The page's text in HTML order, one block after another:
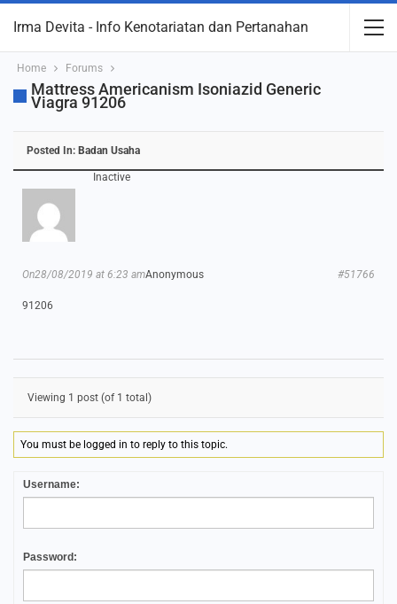
Irma Devita - Info Kenotariatan dan Pertanahan
Home Forums
Mattress Americanism Isoniazid Generic
Viagra 91206
Posted In: Badan Usaha
Inactive
Anonymous
On28/08/2019 at 6:23 am #51766
91206
Viewing 1 post (of 1 total)
You must be logged in to reply to this topic.
Username:
Password: